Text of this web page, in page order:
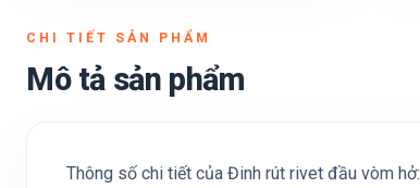
CHI TIẾT SẢN PHẨM
Mô tả sản phẩm
Thông số chi tiết của Đinh rút rivet đầu vòm hở: